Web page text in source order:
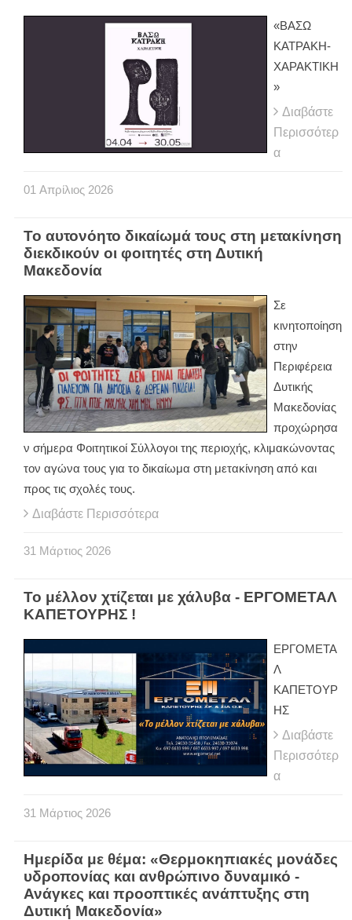
«ΒΑΣΩ
ΚΑΤΡΑΚΗ-
ΧΑΡΑΚΤΙΚΗ
»
Διαβάστε
Περισσότερ
α
01 Απρίλιος 2026
Το αυτονόητο δικαίωμά τους στη μετακίνηση
διεκδικούν οι φοιτητές στη Δυτική
Μακεδονία
Σε
κινητοποίηση
στην
Περιφέρεια
Δυτικής
Μακεδονίας
προχώρησα
ν σήμερα Φοιτητικοί Σύλλογοι της περιοχής, κλιμακώνοντας
τον αγώνα τους για το δικαίωμα στη μετακίνηση από και
προς τις σχολές τους.
Διαβάστε Περισσότερα
31 Μάρτιος 2026
Το μέλλον χτίζεται με χάλυβα - ΕΡΓΟΜΕΤΑΛ
ΚΑΠΕΤΟΥΡΗΣ !
ΕΡΓΟΜΕΤΑ
Λ
ΚΑΠΕΤΟΥΡ
ΗΣ
Διαβάστε
Περισσότερ
α
31 Μάρτιος 2026
Ημερίδα με θέμα: «Θερμοκηπιακές μονάδες
υδροπονίας και ανθρώπινο δυναμικό -
Ανάγκες και προοπτικές ανάπτυξης στη
Δυτική Μακεδονία»